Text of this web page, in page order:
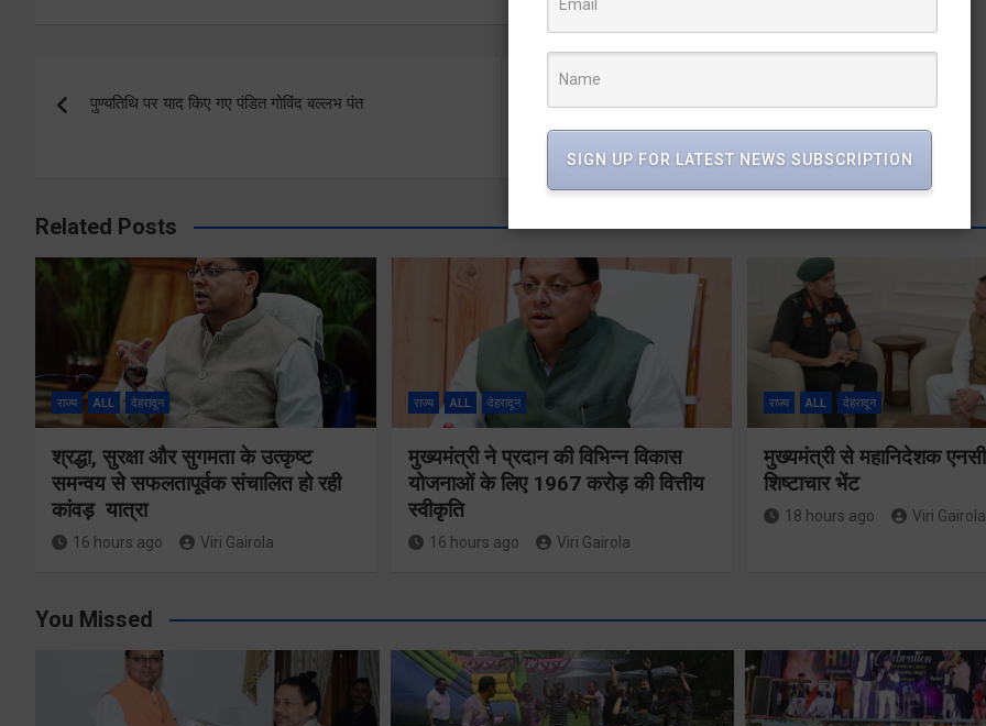
navigation
पुण्यतिथि पर याद किए गए पंडित गोविंद बल्लभ पंत
अंतर्मन को सशक्त बनाएंगे तभी नारी से लक्ष्मी और नर से नारायण
बनेंगे – प्रजापिता ब्रह्मकुमारी ईश्वरीय विश्वविद्यालय
Related Posts
राज्य ALL देहरादून
श्रद्धा, सुरक्षा और सुगमता के उत्कृष्ट
समन्वय से सफलतापूर्वक संचालित हो रही
कांवड़ यात्रा
16 hours ago Viri Gairola
राज्य ALL देहरादून
मुख्यमंत्री ने प्रदान की विभिन्न विकास
योजनाओं के लिए 1967 करोड़ की वित्तीय
स्वीकृति
16 hours ago Viri Gairola
राज्य ALL देहरादून
मुख्यमंत्री से महानिदेशक
शिष्टाचार भेंट
18 hours ago Viri Gairola
You Missed
SIGN UP FOR LATEST NEWS SUBSCRIPTION